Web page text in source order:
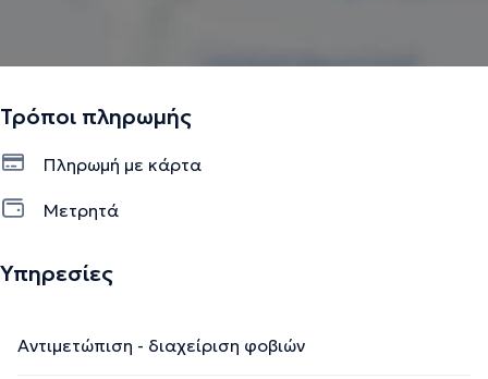
Τρόποι πληρωμής
Πληρωμή με κάρτα
Μετρητά
Υπηρεσίες
Αντιμετώπιση - διαχείριση φοβιών